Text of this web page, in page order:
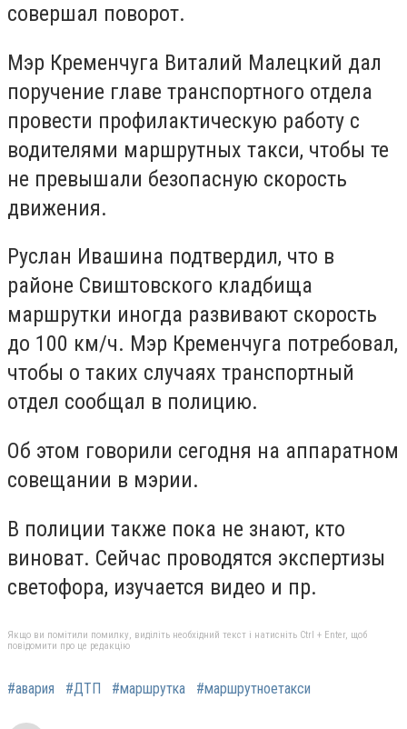
совершал поворот.
Мэр Кременчуга Виталий Малецкий дал
поручение главе транспортного отдела
провести профилактическую работу с
водителями маршрутных такси, чтобы те
не превышали безопасную скорость
движения.
Руслан Ивашина подтвердил, что в
районе Свиштовского кладбища
маршрутки иногда развивают скорость
до 100 км/ч. Мэр Кременчуга потребовал,
чтобы о таких случаях транспортный
отдел сообщал в полицию.
Об этом говорили сегодня на аппаратном
совещании в мэрии.
В полиции также пока не знают, кто
виноват. Сейчас проводятся экспертизы
светофора, изучается видео и пр.
Якщо ви помітили помилку, виділіть необхідний текст і натисніть Ctrl + Enter, щоб
повідомити про це редакцію
#авария #ДТП #маршрутка #маршрутноетакси